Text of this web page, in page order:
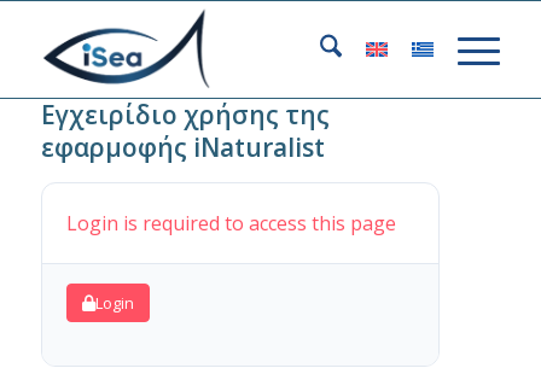
Εγχειρίδιο χρήσης της
εφαρμοφής iNaturalist
Login is required to access this page
Login